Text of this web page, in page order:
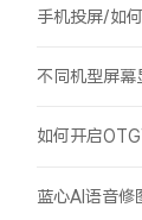
手机投屏/如
不同机型屏幕
如何开启OTG
蓝心AI语音修